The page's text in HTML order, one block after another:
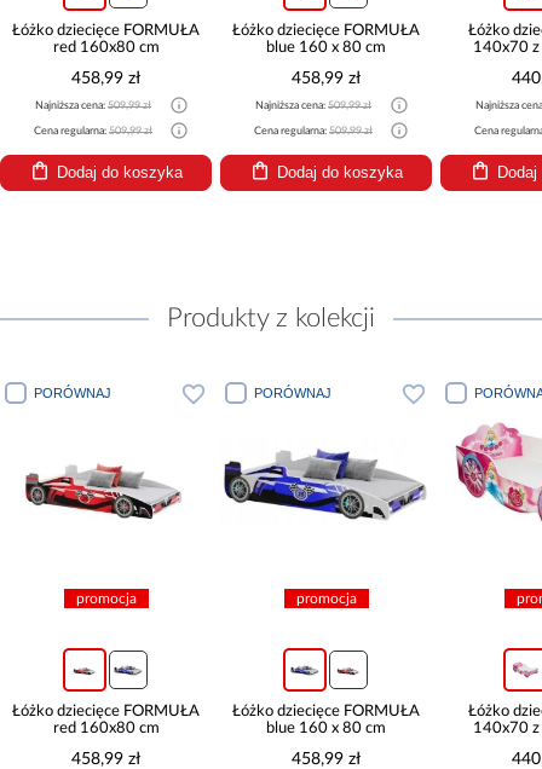
Łóżko dziecięce FORMUŁA
red 160x80 cm
458,99 zł
Najniższa cena: 509,99 zł
Cena regularna: 509,99 zł
Dodaj do koszyka
Łóżko dziecięce FORMUŁA
blue 160 x 80 cm
458,99 zł
Najniższa cena: 509,99 zł
Cena regularna: 509,99 zł
Dodaj do koszyka
Łóżko
140x70 z
Najniższa
Cena
Produkty z kolekcji
PORÓWNAJ
promocja
Łóżko dziecięce FORMUŁA
red 160x80 cm
458,99 zł
PORÓWNAJ
promocja
Łóżko dziecięce FORMUŁA
blue 160 x 80 cm
458,99 zł
Łóżko
140x70 z